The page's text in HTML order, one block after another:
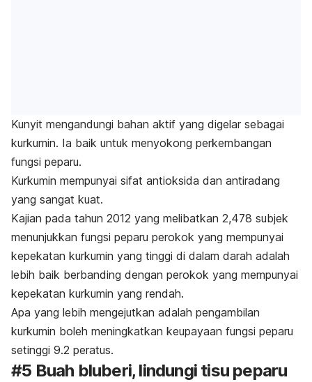
Kunyit mengandungi bahan aktif yang digelar sebagai
kurkumin. Ia baik untuk menyokong perkembangan
fungsi peparu.
Kurkumin mempunyai sifat antioksida dan antiradang
yang sangat kuat.
Kajian pada tahun 2012 yang melibatkan 2,478 subjek
menunjukkan fungsi peparu perokok yang mempunyai
kepekatan kurkumin yang tinggi di dalam darah adalah
lebih baik berbanding dengan perokok yang mempunyai
kepekatan kurkumin yang rendah.
Apa yang lebih mengejutkan adalah pengambilan
kurkumin boleh meningkatkan keupayaan fungsi peparu
setinggi 9.2 peratus.
#5 Buah bluberi, lindungi tisu peparu